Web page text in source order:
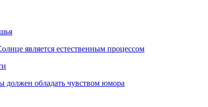
является естественным процессом
обладать чувством юмора